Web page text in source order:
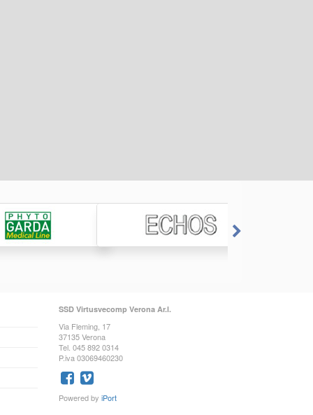
SSD Virtusvecomp Verona Ar.l.
Via Fleming, 17
37135 Verona
Tel. 045 892 0314
P.iva 03069460230
Powered by iPort